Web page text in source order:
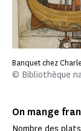
Banquet chez
© Bibliothèque
On mange